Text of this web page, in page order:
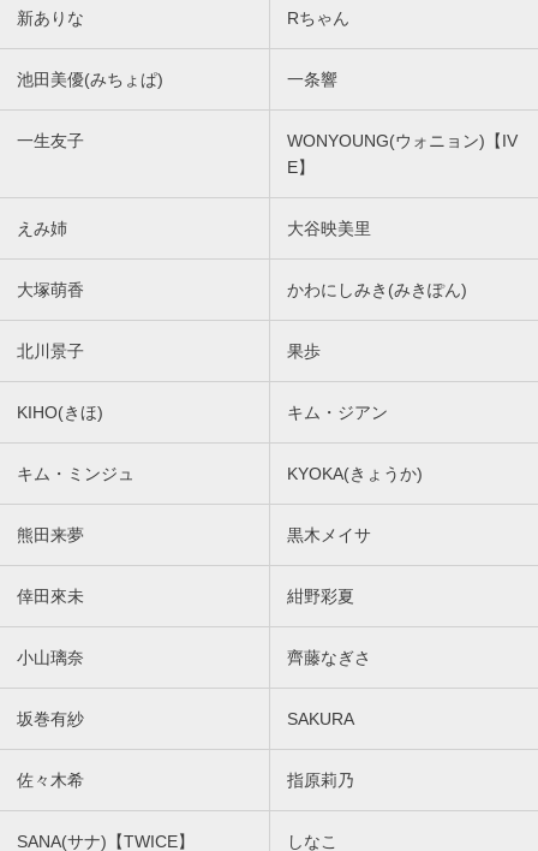
新ありな Rちゃん
池田美優(みちょぱ) 一条響
一生友子
WONYOUNG(ウォニョン)【IV
E】
えみ姉 大谷映美里
大塚萌香 かわにしみき(みきぽん)
北川景子 果歩
KIHO(きほ) キム・ジアン
キム・ミンジュ KYOKA(きょうか)
熊田来夢 黒木メイサ
倖田來未 紺野彩夏
小山璃奈 齊藤なぎさ
坂巻有紗 SAKURA
佐々木希 指原莉乃
SANA(サナ)【TWICE】 しなこ